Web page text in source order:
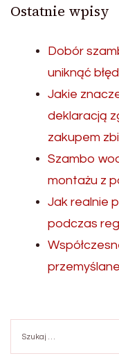
Ostatnie wpisy
Dobór
uniknąć
Jakie
deklaracją
zakupem
Szambo
montażu z
Jak realnie
podczas